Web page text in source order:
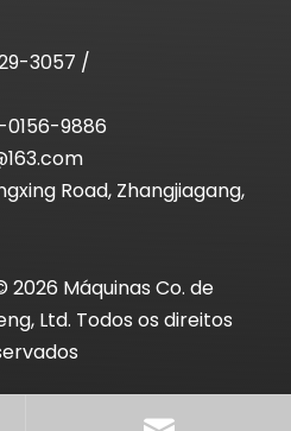
3057 /
0156-9886
Road, Zhangjiagang,
2026 Máquinas Co. de
Ltd. Todos os direitos